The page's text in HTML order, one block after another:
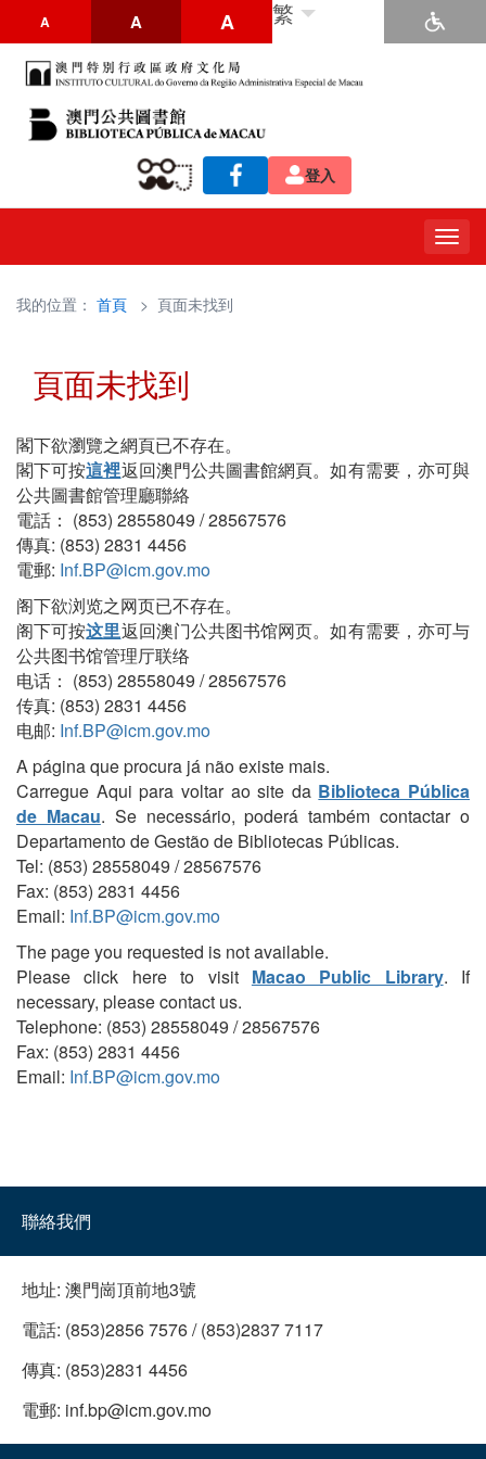
A A A 繁
登入
我的位置： 首頁 > 頁面未找到
頁面未找到
閣下欲瀏覽之網頁已不存在。
閣下可按這裡返回澳門公共圖書館網頁。如有需要，亦可與
公共圖書館管理廳聯絡
電話： (853) 28558049 / 28567576
傳真: (853) 2831 4456
電郵: Inf.BP@icm.gov.mo
阁下欲浏览之网页已不存在。
阁下可按这里返回澳门公共图书馆网页。如有需要，亦可与
公共图书馆管理厅联络
电话： (853) 28558049 / 28567576
传真: (853) 2831 4456
电邮: Inf.BP@icm.gov.mo
A página que procura já não existe mais.
Carregue Aqui para voltar ao site da Biblioteca Pública
de Macau. Se necessário, poderá também contactar o
Departamento de Gestão de Bibliotecas Públicas.
Tel: (853) 28558049 / 28567576
Fax: (853) 2831 4456
Email: Inf.BP@icm.gov.mo
The page you requested is not available.
Please click here to visit Macao Public Library. If
necessary, please contact us.
Telephone: (853) 28558049 / 28567576
Fax: (853) 2831 4456
Email: Inf.BP@icm.gov.mo
聯絡我們
地址: 澳門崗頂前地3號
電話: (853)2856 7576 / (853)2837 7117
傳真: (853)2831 4456
電郵: inf.bp@icm.gov.mo